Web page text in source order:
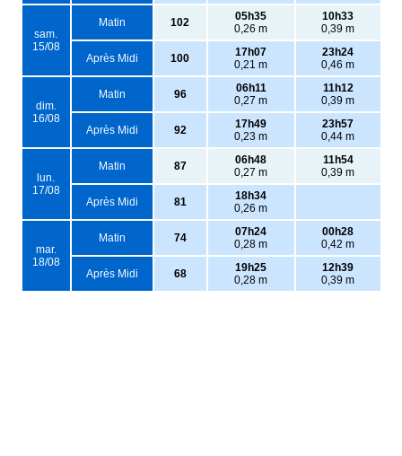
sam.
15/08
Matin 102
05h35
0,26 m
10h33
0,39 m
Après Midi 100
17h07
0,21 m
23h24
0,46 m
dim.
16/08
Matin 96
06h11
0,27 m
11h12
0,39 m
Après Midi 92
17h49
0,23 m
23h57
0,44 m
lun.
17/08
Matin 87
06h48
0,27 m
11h54
0,39 m
Après Midi 81
18h34
0,26 m
mar.
18/08
Matin 74
07h24
0,28 m
00h28
0,42 m
Après Midi 68
19h25
0,28 m
12h39
0,39 m